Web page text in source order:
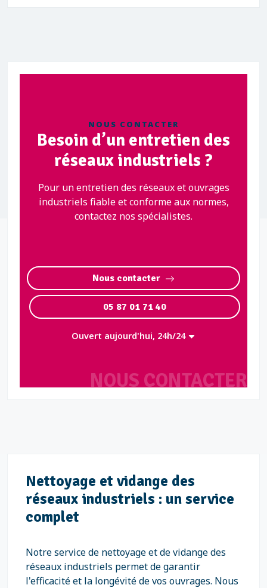
NOUS CONTACTER
NOUS CONTACTER
Besoin d’un entretien des
réseaux industriels ?
Pour un entretien des réseaux et ouvrages
industriels fiable et conforme aux normes,
contactez nos spécialistes.
Nous contacter
05 87 01 71 40
Ouvert aujourd'hui, 24h/24
Nettoyage et vidange des
réseaux industriels : un service
complet
Notre service de nettoyage et de vidange des
réseaux industriels permet de garantir
l'efficacité et la longévité de vos ouvrages. Nous